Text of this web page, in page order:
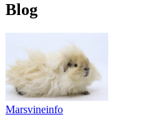
Blog
Marsvineinfo